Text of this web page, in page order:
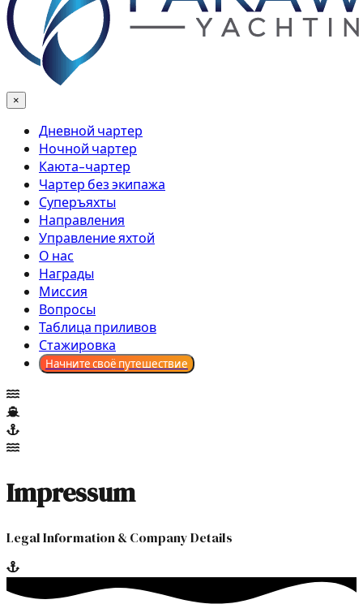
×
Дневной чартер
Ночной чартер
Каюта-чартер
Чартер без экипажа
Суперъяхты
Направления
Управление яхтой
О нас
Награды
Миссия
Вопросы
Таблица приливов
Стажировка
Начните своё путешествие
Impressum
Legal Information & Company Details